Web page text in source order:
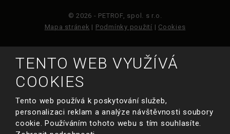
© 2026 - PETROF, spol. s r.o.
Mapa stránek | Podmínky použití | Cookies
platí pro něj
společnosti Google.
TENTO WEB VYUŽÍVÁ
COOKIES
Tento web používá k poskytování služeb,
personalizaci reklam a analýze návštěvnosti soubory
cookie. Používáním tohoto webu s tím souhlasíte.